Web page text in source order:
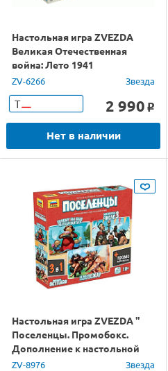
Настольная игра ZVEZDA
Великая Отечественная
война: Лето 1941
ZV-6266 Звезда
Т 2 990 o
Нет в наличии
Настольная игра ZVEZDA "
Поселенцы. Промобокс.
Дополнение к настольной
игре Поселенцы", семейная
ZV-8976 Звезда